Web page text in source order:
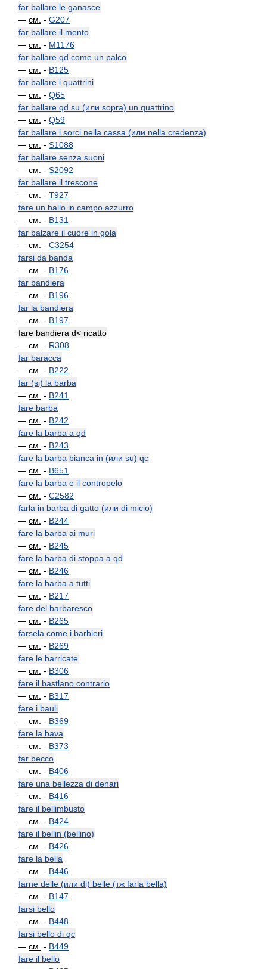
far ballare le ganasce
— см. - G207
far ballare il mento
— см. - M1176
far ballare qd come un palco
— см. - B125
far ballare i quattrini
— см. - Q65
far ballare qd su (или sopra) un quattrino
— см. - Q59
far ballare i sorci nella cassa (или nella credenza)
— см. - S1088
far ballare senza suoni
— см. - S2092
far ballare il trescone
— см. - T927
fare un ballo in campo azzurro
— см. - B131
far balzare il cuore in gola
— см. - C3254
farsi da banda
— см. - B176
far bandiera
— см. - B196
far la bandiera
— см. - B197
fare bandiera d< ricatto
— см. - R308
far baracca
— см. - B222
far (si) la barba
— см. - B241
fare barba
— см. - B242
fare la barba a qd
— см. - B243
fare la barba bianca in (или su) qc
— см. - B651
fare la barba e il contropelo
— см. - C2582
farla in barba di gatto (или di micio)
— см. - B244
fare la barba ai muri
— см. - B245
fare la barba di stoppa a qd
— см. - B246
fare la barba a tutti
— см. - B217
fare del barbaresco
— см. - B265
farsela come i barbieri
— см. - B269
fare le barricate
— см. - B306
fare il bastlano contrario
— см. - B317
fare i bauli
— см. - B369
fare la bava
— см. - B373
far becco
— см. - B406
fare una bellezza di denari
— см. - B416
fare il bellimbusto
— см. - B424
fare il bellin (bellino)
— см. - B426
fare la bella
— см. - B446
farne delle (или di) belle (тж farla bella)
— см. - B147
farsi bello
— см. - B448
farsi bello di qc
— см. - B449
fare il bello